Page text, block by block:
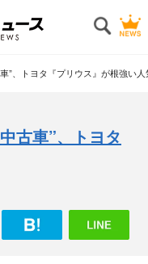
”、トヨタ『プリウス』が根強い人
古車”、トヨタ